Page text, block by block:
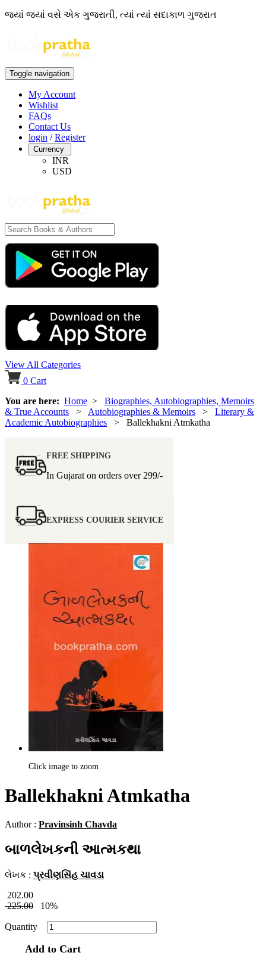
જ્યાં જ્યાં વસે એક ગુજરાતી, ત્યાં ત્યાં સદાકાળ ગુજરાત
Toggle navigation
My Account
Wishlist
FAQs
Contact Us
login /Register
Currency
INR
USD
View All Categories
0 Cart
You are here: Home > Biographies, Autobiographies, Memoirs
& True Accounts > Autobiographies & Memoirs > Literary &
Academic Autobiographies > Ballekhakni Atmkatha
FREE SHIPPING
In Gujarat on orders over 299/-
EXPRESS COURIER SERVICE
Click image to zoom
Ballekhakni Atmkatha
Author : Pravinsinh Chavda
બાળલેખકની આત્મકથા
લેખક : પ્રવીણસિંહ ચાવડા
202.00
225.00
10%
Quantity
Add to Cart